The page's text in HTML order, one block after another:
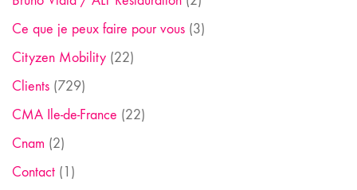
Ce que je peux faire pour vous (3)
Cityzen Mobility (22)
Clients (729)
CMA Ile-de-France (22)
Cnam (2)
Contact (1)